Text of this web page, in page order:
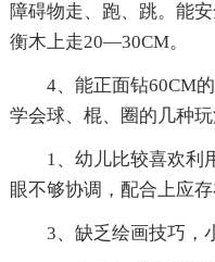
障碍物走、跑、跳。能
衡木上走20—30CM。
4、能正面钻60CM
学会球、棍、圈的几种玩
1、幼儿比较喜欢利
眼不够协调，配合上应存
3、缺乏绘画技巧，